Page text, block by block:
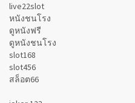
live22slot
หนังชนโรง
ดูหนังฟรี
ดูหนังชนโรง
slot168
slot456
สล็อต66